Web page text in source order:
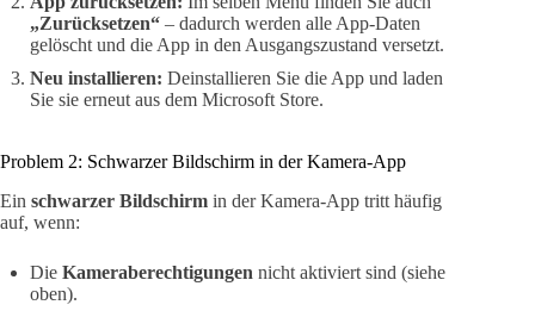
„Zurücksetzen“ – dadurch werden alle App-Daten
gelöscht und die App in den Ausgangszustand versetzt.
Neu installieren: Deinstallieren Sie die App und laden
Sie sie erneut aus dem Microsoft Store.
Problem 2: Schwarzer Bildschirm in der Kamera-App
Ein schwarzer Bildschirm in der Kamera-App tritt häufig
auf, wenn:
Die Kameraberechtigungen nicht aktiviert sind (siehe
oben).